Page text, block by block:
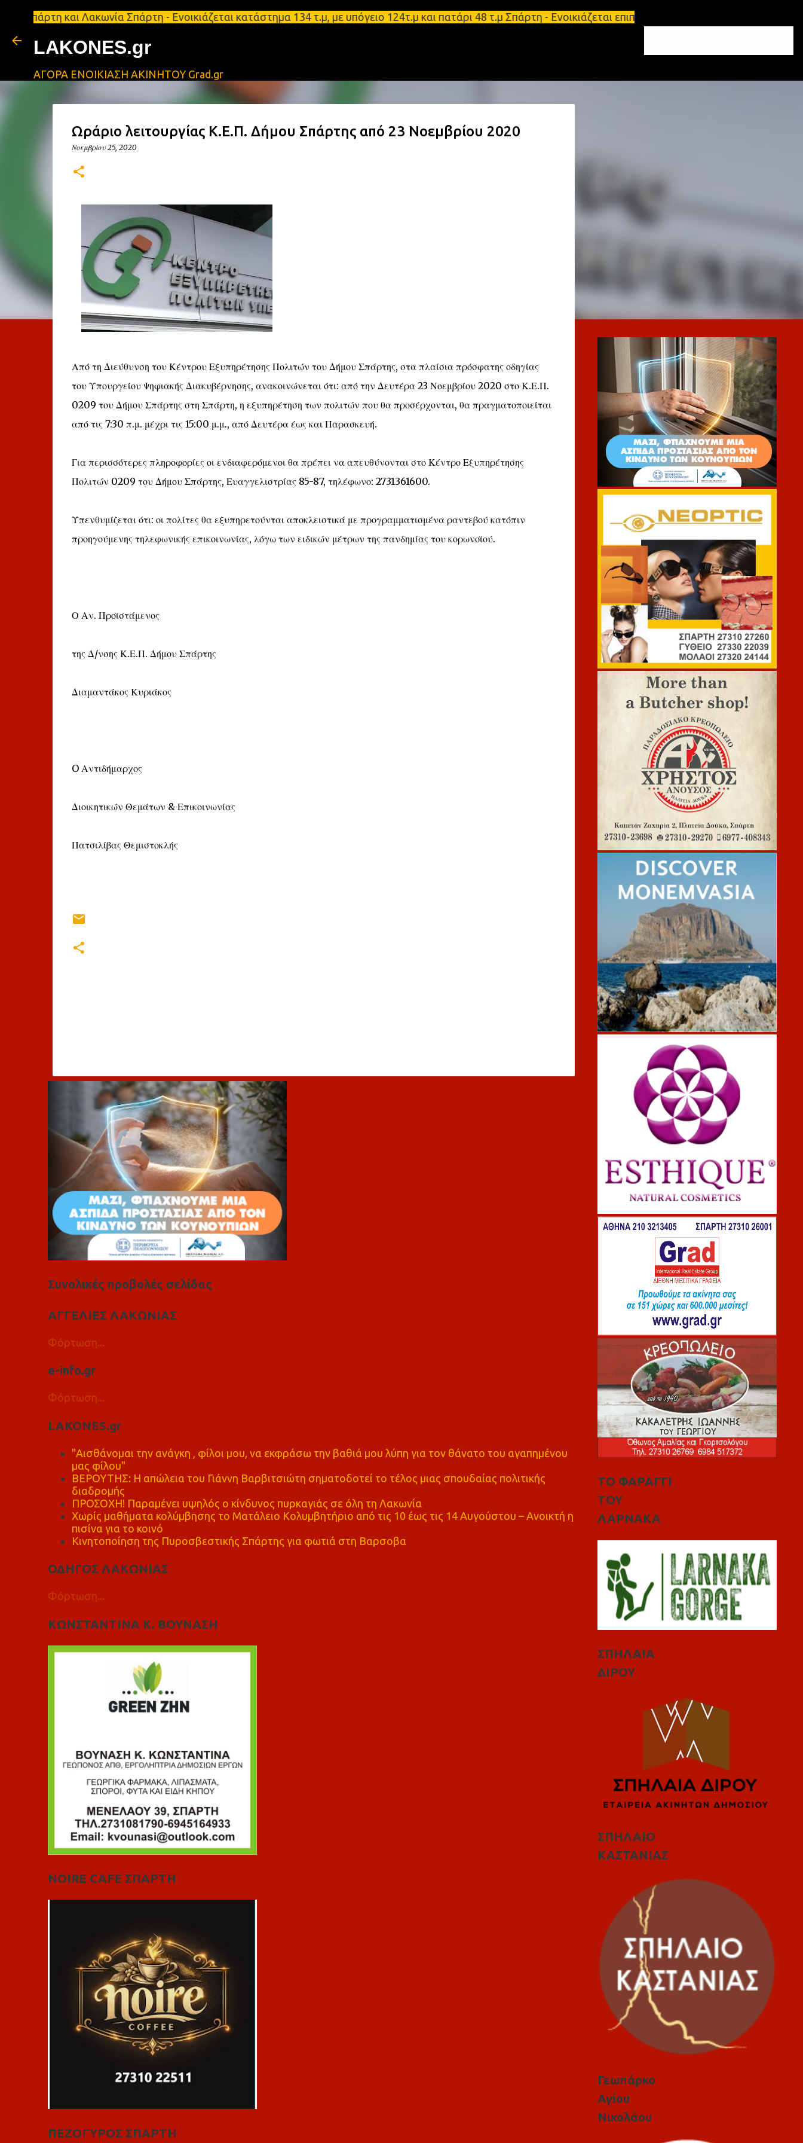
Μετάβαση στο κύριο περιεχόμενο
και Λακωνία Σπάρτη - Ενοικιάζεται κατάστημα 134 τ.μ, με υπόγειο 124τ.μ και πατάρι 48 τ.μ Σπάρτη - Ενοικιάζεται επιπλωμένο διαμέρισμα 65τ.μ
LAKONES.gr
ΑΓΟΡΑ ΕΝΟΙΚΙΑΣΗ ΑΚΙΝΗΤΟΥ Grad.gr
Ωράριο λειτουργίας Κ.Ε.Π. Δήμου Σπάρτης από 23 Νοεμβρίου 2020
Νοεμβρίου 25, 2020
Από τη Διεύθυνση του Κέντρου Εξυπηρέτησης Πολιτών του Δήμου Σπάρτης, στα πλαίσια πρόσφατης οδηγίας
του Υπουργείου Ψηφιακής Διακυβέρνησης, ανακοινώνεται ότι: από την Δευτέρα 23 Νοεμβρίου 2020 στο Κ.Ε.Π.
0209 του Δήμου Σπάρτης στη Σπάρτη, η εξυπηρέτηση των πολιτών που θα προσέρχονται, θα πραγματοποιείται
από τις 7:30 π.μ. μέχρι τις 15:00 μ.μ., από Δευτέρα έως και Παρασκευή.
Για περισσότερες πληροφορίες οι ενδιαφερόμενοι θα πρέπει να απευθύνονται στο Κέντρο Εξυπηρέτησης
Πολιτών 0209 του Δήμου Σπάρτης, Ευαγγελιστρίας 85-87, τηλέφωνο: 2731361600.
Υπενθυμίζεται ότι: οι πολίτες θα εξυπηρετούνται αποκλειστικά με προγραμματισμένα ραντεβού κατόπιν
προηγούμενης τηλεφωνικής επικοινωνίας, λόγω των ειδικών μέτρων της πανδημίας του κορωνοϊού.
Ο Αν. Προϊστάμενος
της Δ/νσης Κ.Ε.Π. Δήμου Σπάρτης
Διαμαντάκος Κυριάκος
O Αντιδήμαρχος
Διοικητικών Θεμάτων & Επικοινωνίας
Πατσιλίβας Θεμιστοκλής
λ
Συνολικές προβολές σελίδας
ΑΓΓΕΛΙΕΣ ΛΑΚΩΝΙΑΣ
Φόρτωση...
e-info.gr
Φόρτωση...
LAKONES.gr
"Αισθάνομαι την ανάγκη , φίλοι μου, να εκφράσω την βαθιά μου λύπη για τον θάνατο του αγαπημένου
μας φίλου"
ΒΕΡΟΥΤΗΣ: Η απώλεια του Γιάννη Βαρβιτσιώτη σηματοδοτεί το τέλος μιας σπουδαίας πολιτικής
διαδρομής
ΠΡΟΣΟΧΗ! Παραμένει υψηλός ο κίνδυνος πυρκαγιάς σε όλη τη Λακωνία
Χωρίς μαθήματα κολύμβησης το Ματάλειο Κολυμβητήριο από τις 10 έως τις 14 Αυγούστου – Ανοικτή η
πισίνα για το κοινό
Κινητοποίηση της Πυροσβεστικής Σπάρτης για φωτιά στη Βαρσοβα
ΟΔΗΓΟΣ ΛΑΚΩΝΙΑΣ
Φόρτωση...
ΚΩΝΣΤΑΝΤΙΝΑ Κ. ΒΟΥΝΑΣΗ
NOIRE CAFE ΣΠΑΡΤΗ
ΠΕΖΟΓΥΡΟΣ ΣΠΑΡΤΗ
ΤΟ ΦΑΡΑΓΓΙ
ΤΟΥ
ΛΑΡΝΑΚΑ
ΣΠΗΛΑΙΑ
ΔΙΡΟΥ
ΣΠΗΛΑΙΟ
ΚΑΣΤΑΝΙΑΣ
Γεωπάρκο
Αγίου
Νικολάου